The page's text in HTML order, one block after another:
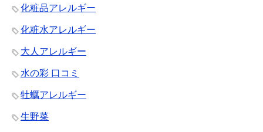
化粧品アレルギー
化粧水アレルギー
大人アレルギー
水の彩 口コミ
牡蠣アレルギー
生野菜